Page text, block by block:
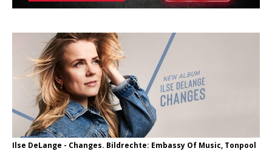
Ilse DeLange - Changes. Bildrechte: Embassy Of Music, Tonpool